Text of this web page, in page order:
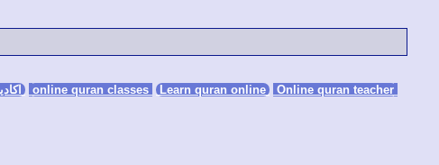
Learn quran online Online quran teacher